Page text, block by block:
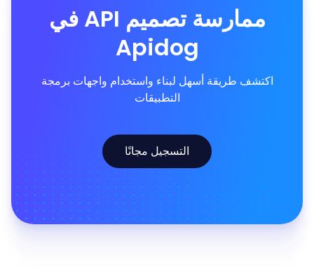
ممارسة تصميم API في
Apidog
اكتشف طريقة أسهل لبناء واستخدام واجهات برمجة
التطبيقات
التسجيل مجانًا